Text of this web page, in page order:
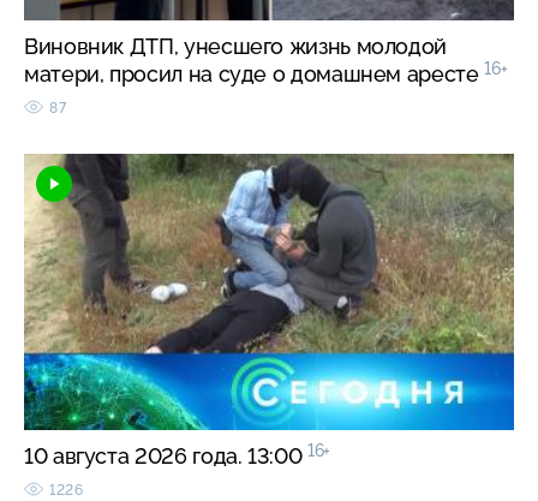
Виновник ДТП, унесшего жизнь молодой
матери, просил на суде о домашнем аресте 16+
87
10 августа 2026 года. 13:00 16+
1226